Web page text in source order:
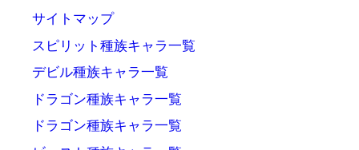
サイトマップ
スピリット種族キャラ一覧
デビル種族キャラ一覧
ドラゴン種族キャラ一覧
ドラゴン種族キャラ一覧